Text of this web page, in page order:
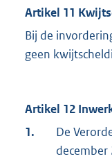
Artikel 11
Bij de
geen
Artikel 12
1.
De
december